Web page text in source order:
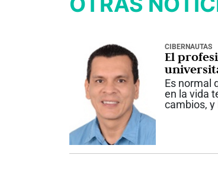
CIBERNAUTAS
El
Es normal
en la vida
cambios, y
innegable,